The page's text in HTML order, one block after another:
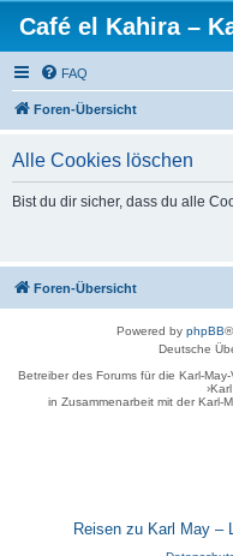
Café el Kahira –
FAQ
Foren-Übersicht
Alle Cookies löschen
Bist du dir sicher, dass du alle
Foren-Übersicht
Powered by phpBB
Deutsche
Betreiber des Forums für die Karl-
in Zusammenarbeit mit der Karl-
Reisen zu Karl May –